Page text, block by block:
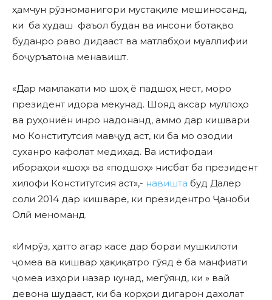
ҳамчун рӯзноманигори мустақиле мешиносанд,
ки ба худаш фаъол будан ва инсони ботақво
буданро раво дидааст ва матлабҳои муаллифии
боҷуръатона менавишт.
«Дар мамлакати мо шоҳ ё падшоҳ нест, моро
президент идора мекунад. Шояд аксар муллоҳо
ва руҳониён инро надонанд, аммо дар кишвари
мо Конститутсия мавҷуд аст, ки ба мо озодии
суханро кафолат медиҳад. Ва истифодаи
ибораҳои «шоҳ» ва «подшоҳ» нисбат ба президент
хилофи Конститутсия аст»,- навишта буд Далер
соли 2014 дар кишваре, ки президентро Ҷаноби
Олӣ меноманд.
«Имрӯз, ҳатто агар касе дар бораи мушкилоти
ҷомеа ва кишвар ҳақиқатро гӯяд ё ба манфиати
ҷомеа изҳори назар кунад, мегӯянд, ки » вай
девона шудааст, ки ба корҳои дигарон дахолат